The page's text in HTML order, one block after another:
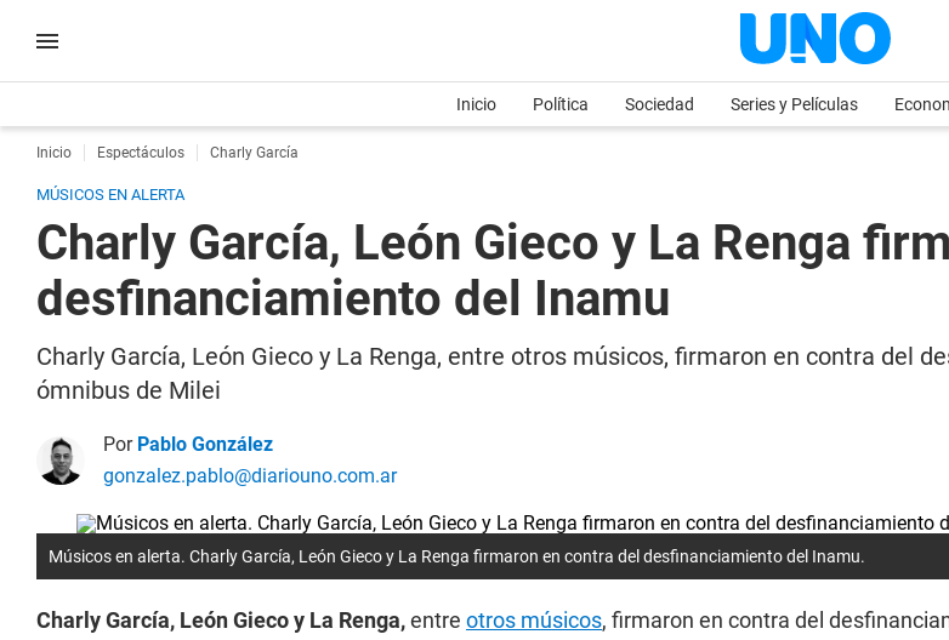
Inicio Política Sociedad Series y Películas
Inicio Espectáculos Charly García
MÚSICOS EN ALERTA
Charly García, León Gieco y La Renga
desfinanciamiento del Inamu
Charly García, León Gieco y La Renga, entre otros músicos, firmaron en contra del
ómnibus de Milei
Por Pablo González
gonzalez.pablo@diariouno.com.ar
Músicos en alerta. Charly García, León Gieco y La Renga firmaron en contra del desfinanciamiento del Inamu.
Charly García, León Gieco y La Renga,entre otros músicos, firmaron en contra del